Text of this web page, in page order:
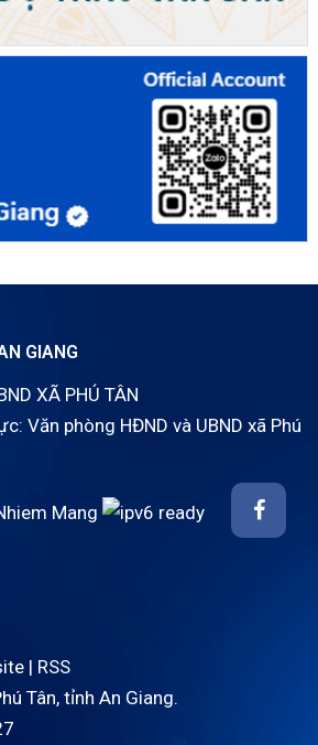
GIANG
XÃ PHÚ TÂN
Văn phòng HĐND và UBND xã Phú
| RSS
Tân, tỉnh An Giang.